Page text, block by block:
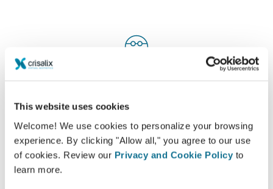
This website uses cookies
Welcome! We use cookies to personalize your browsing
experience. By clicking "Allow all," you agree to our use
of cookies. Review our Privacy and Cookie Policy to
learn more.
in merito ai possibili risultati dell'intervento in
base al modello 3D del loro stesso corpo